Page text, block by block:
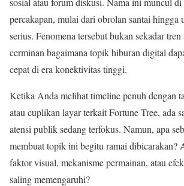
percakapan, mulai dari obrolan santai hingga
serius. Fenomena tersebut bukan sekadar tren
cerminan bagaimana topik hiburan digital
cepat di era konektivitas tinggi.
Ketika Anda melihat timeline penuh dengan
atau cuplikan layar terkait Fortune Tree, ada
atensi publik sedang terfokus. Namun, apa
membuat topik ini begitu ramai dibicarakan?
faktor visual, mekanisme permainan, atau
saling memengaruhi?